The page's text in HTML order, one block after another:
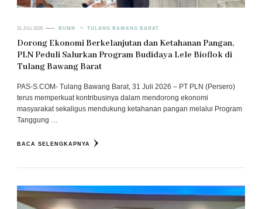
31 JULI 2026 BUMN TULANG BAWANG BARAT
Dorong Ekonomi Berkelanjutan dan Ketahanan Pangan,
PLN Peduli Salurkan Program Budidaya Lele Bioflok di
Tulang Bawang Barat
PAS-S.COM- Tulang Bawang Barat, 31 Juli 2026 – PT PLN (Persero)
terus memperkuat kontribusinya dalam mendorong ekonomi
masyarakat sekaligus mendukung ketahanan pangan melalui Program
Tanggung …
BACA SELENGKAPNYA